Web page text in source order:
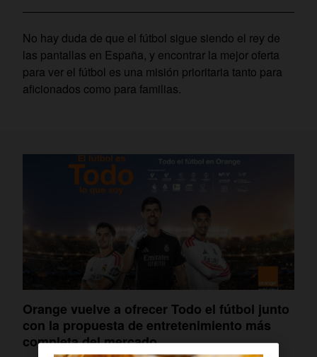
No hay duda de que el fútbol sigue siendo el rey de
las pantallas en España, y encontrar la mejor oferta
para ver el fútbol es una misión prioritaria tanto para
aficionados como para familias.
Orange vuelve a ofrecer Todo el fútbol junto
con la propuesta de entretenimiento más
completa del mercado